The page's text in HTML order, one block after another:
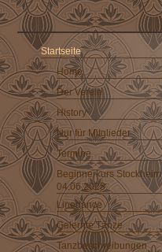
Startseite
Home
Der Verein
History
Nur für Mitglieder
Termine
Beginnerkurs Stockheim
04.06.2025
Linedance
Gelernte Tänze
Tanzbeschreibungen